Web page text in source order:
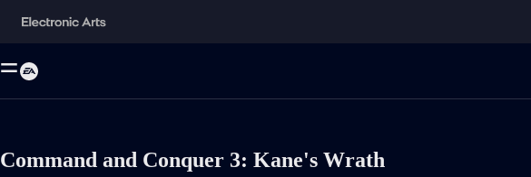
Command and Conquer 3: Kane's Wrath